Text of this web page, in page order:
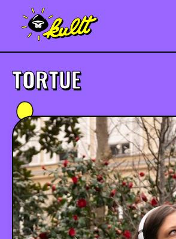
MUSIQUE
CRÉATION
ART
JEUX-VIDÉO
TORTUE